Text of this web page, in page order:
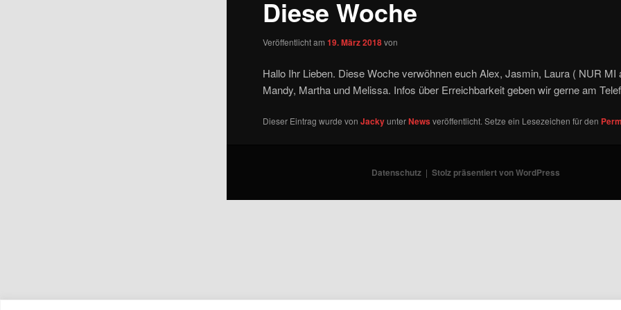
Diese Woche
Veröffentlicht am19. März 2018 von
Hallo Ihr Lieben. Diese Woche verwöhnen euch Alex, Jasmin, Laura ( NUR MI
Mandy, Martha und Melissa. Infos über Erreichbarkeit geben wir gerne am
Dieser Eintrag wurde vonJackyunterNewsveröffentlicht. Setze ein Lesezeichen für den
Datenschutz Stolz präsentiert von WordPress